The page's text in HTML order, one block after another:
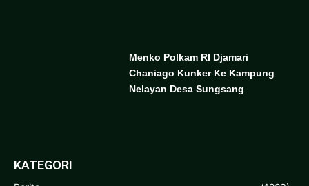
Menko Polkam RI Djamari
Chaniago Kunker Ke Kampung
Nelayan Desa Sungsang
KATEGORI